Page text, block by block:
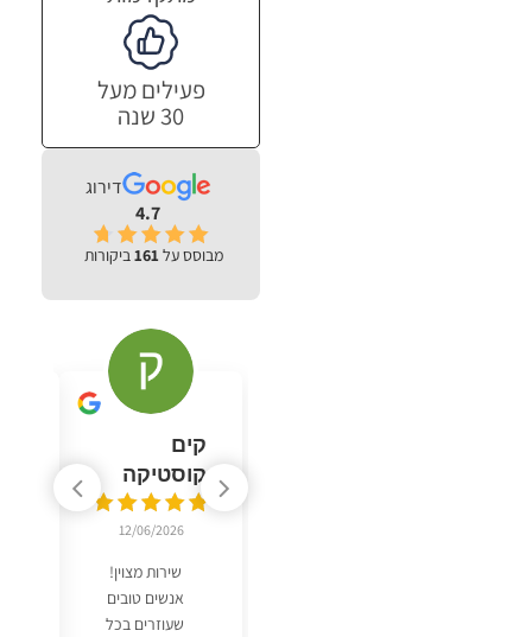
פעילים מעל
30 שנה
דירוג
4.7
מבוסס על 161ביקורות
קים
קוסטיקה
12/06/2026
שירות מצוין!
אנשים טובים
שעוזרים בכל